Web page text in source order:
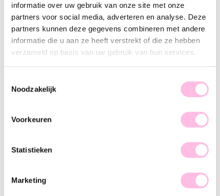
informatie over uw gebruik van onze site met onze
partners voor social media, adverteren en analyse. Deze
partners kunnen deze gegevens combineren met andere
informatie die u aan ze heeft verstrekt of die ze hebben
verzameld op basis van uw gebruik van hun services.
Noodzakelijk
Voorkeuren
Statistieken
Marketing
Feature SKU
How cool are our handmade DAISY necklaces? There are
each other or with our other steel necklaces and create your
€27.95